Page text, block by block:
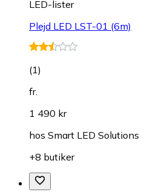
LED-lister
Plejd LED LST-01 (6m)
(1)
fr.
1 490 kr
hos Smart LED Solutions
+8 butiker